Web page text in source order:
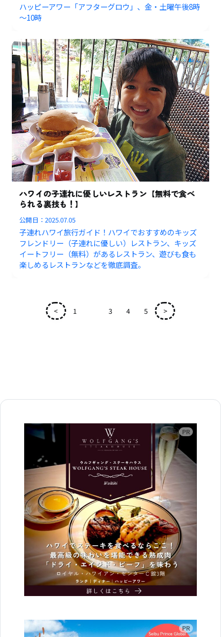
ハッピーアワー「アフターグロウ」、金・土曜午後8時
～10時
ハワイの子連れに優しいレストラン【無料で食べ
られる裏技も！】
公開日：2025.07.05
子連れハワイ旅行ガイド！ハワイでおすすめのキッズ
フレンドリー（子連れに優しい）レストラン、キッズ
イートフリー（無料）があるレストラン、遊びも食も
楽しめるレストランなどを徹底調査。
< 1 3 4 5 >
広告
広告